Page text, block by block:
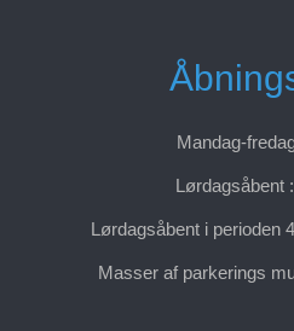
Mandag-
Lørdagsåbent
Lørdagsåbent i perioden
Masser af parkerings